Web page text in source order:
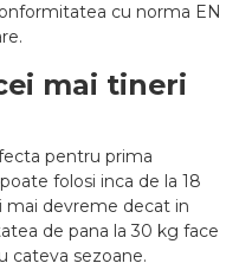
cu norma EN
mai tineri
pentru prima
folosi inca de la 18
mai devreme decat in
de pana la 30 kg face
cateva sezoane.